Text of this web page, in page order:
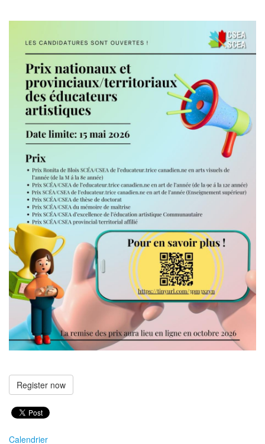
Register now
Calendrier